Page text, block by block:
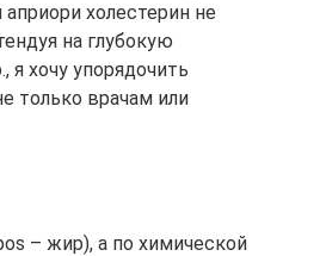
холестерин не
на глубокую
хочу упорядочить
только врачам или
– жир), а по химической